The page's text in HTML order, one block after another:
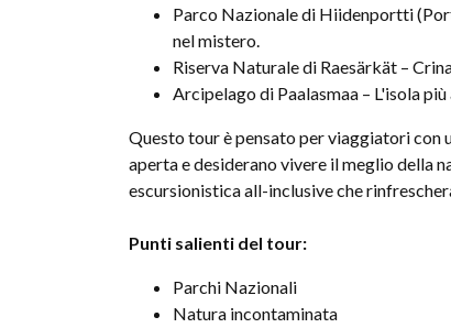
Parco Nazionale di Hiidenportti
nel mistero.
Riserva Naturale di Raesärkät –
Arcipelago di Paalasmaa – L'isola
Questo tour è pensato per viaggiatori con
aperta e desiderano vivere il meglio della
escursionistica all-inclusive che
Punti salienti del tour:
Parchi Nazionali
Natura incontaminata